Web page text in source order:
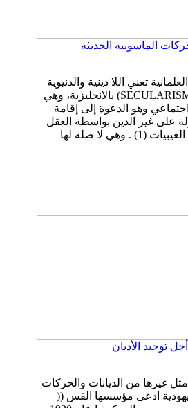
الماسونية الحديثة
تعني اللا دينية والدنيوية
وهي ترجمة كلمة (SECULARISM) بالانجليزية، وهي
وهو الدعوة إلى إقامة
على غير الدين بواسطة العقل
فقط والبعد عن كل الغيبيات (1) . وهي لا صلة لها
توحيد الأديان
غيرها من الديانات والحركات
اليهودية ادعى مؤسسها القس ((